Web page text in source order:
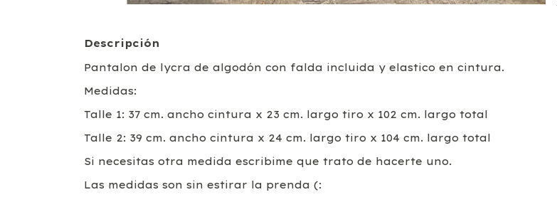
Descripción
Pantalon de lycra de algodón con falda incluida y elastico en cintura.
Medidas:
Talle 1: 37 cm. ancho cintura x 23 cm. largo tiro x 102 cm. largo total
Talle 2: 39 cm. ancho cintura x 24 cm. largo tiro x 104 cm. largo total
Si necesitas otra medida escribime que trato de hacerte uno.
Las medidas son sin estirar la prenda (: